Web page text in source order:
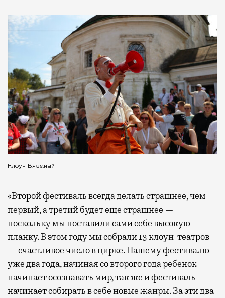
Клоун Вязаный
«Второй фестиваль всегда делать страшнее, чем
первый, а третий будет еще страшнее —
поскольку мы поставили сами себе высокую
планку. В этом году мы собрали 13 клоун-театров
— счастливое число в цирке. Нашему фестивалю
уже два года, начиная со второго года ребенок
начинает осознавать мир, так же и фестиваль
начинает собирать в себе новые жанры. За эти два